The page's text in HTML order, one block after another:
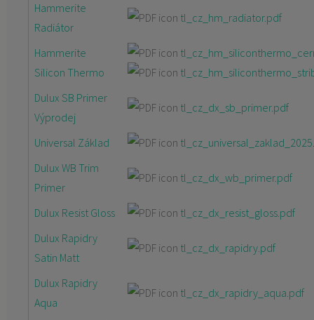
Hammerite
Radiátor
tl_cz_hm_radiator.pdf
Hammerite
Silicon Thermo
Dulux SB Primer
Výprodej
tl_cz_dx_sb_primer.pdf
Universal Základ
Dulux WB Trim
Primer
tl_cz_dx_wb_primer.pdf
Dulux Resist Gloss
tl_cz_dx_resist_gloss.pdf
Dulux Rapidry
Satin Matt
tl_cz_dx_rapidry.pdf
Dulux Rapidry
Aqua
tl_cz_dx_rapidry_aqua.pdf